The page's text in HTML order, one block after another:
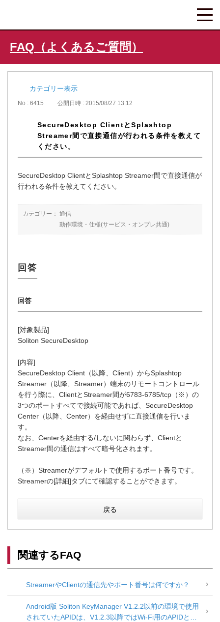
FAQ（よくあるご質問）
カテゴリー表示
No : 6415 公開日時 : 2015/08/27 13:12
SecureDesktop ClientとSplashtop
Streamer間で直接通信が行われる条件を教えて
ください。
SecureDesktop ClientとSplashtop Streamer間で直接通信が
行われる条件を教えてください。
カテゴリー： 通信
動作環境・仕様(サービス・オンプレ共通)
[対象製品]
Soliton SecureDesktop
[内容]
SecureDesktop Client（以降、Client）からSplashtop
Streamer（以降、Streamer）端末のリモートコントロール
を行う際に、ClientとStreamer間が6783-6785/tcp（※）の
3つのポートすべてで接続可能であれば、SecureDesktop
Center（以降、Center）を経由せずに直接通信を行いま
す。
なお、Centerを経由する/しないに関わらず、Clientと
Streamer間の通信はすべて暗号化されます。
（※）Streamerがデフォルトで使用するポート番号です。
Streamerの[詳細]タブにて確認することができます。
戻る
関連するFAQ
StreamerやClientの通信先やポート番号は何ですか？
Android版 Soliton KeyManager V1.2.2以前の環境で使用
されていたAPIDは、V1.2.3以降ではWi-Fi用のAPIDとし